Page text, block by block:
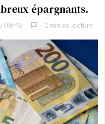
épargnants.
08:46 1 min de lecture